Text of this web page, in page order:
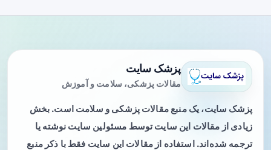
پزشک سایت
مقالات پزشکی، سلامت و آموزش
پزشک سایت، یک منبع مقالات پزشکی و سلامت است. بخش
زیادی از مقالات این سایت توسط مسئولین سایت نوشته یا
ترجمه شده‌اند. استفاده از مقالات این سایت فقط با ذکر منبع